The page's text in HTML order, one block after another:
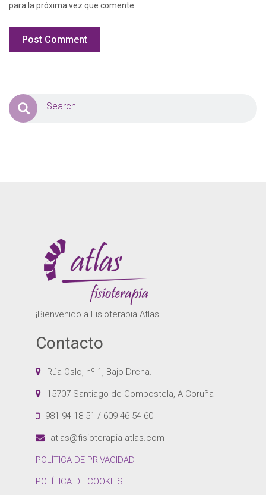
para la próxima vez que comente.
¡Bienvenido a Fisioterapia Atlas!
Contacto
Rúa Oslo, nº 1, Bajo Drcha.
15707 Santiago de Compostela, A Coruña
981 94 18 51 / 609 46 54 60
atlas@fisioterapia-atlas.com
POLÍTICA DE PRIVACIDAD
POLÍTICA DE COOKIES